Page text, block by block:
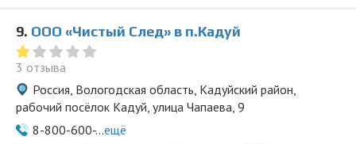
9. ООО «Чистый След» в п.Кадуй
3 отзыва
Россия, Вологодская область, Кадуйский район,
рабочий посёлок Кадуй, улица Чапаева, 9
8-800-600-...ещё